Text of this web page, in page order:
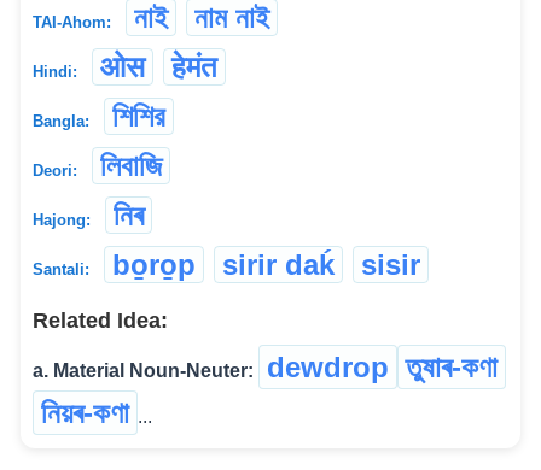
TAI-Ahom: নাই নাম নাই
Hindi: ओस हेमंत
Bangla: শিশির
Deori: লিবাজি
Hajong: নিৰ
Santali: bo̱ro̱p sirir daḱ sisir
Related Idea:
a. Material Noun-Neuter: dewdrop তুষাৰ-কণা
নিয়ৰ-কণা ...